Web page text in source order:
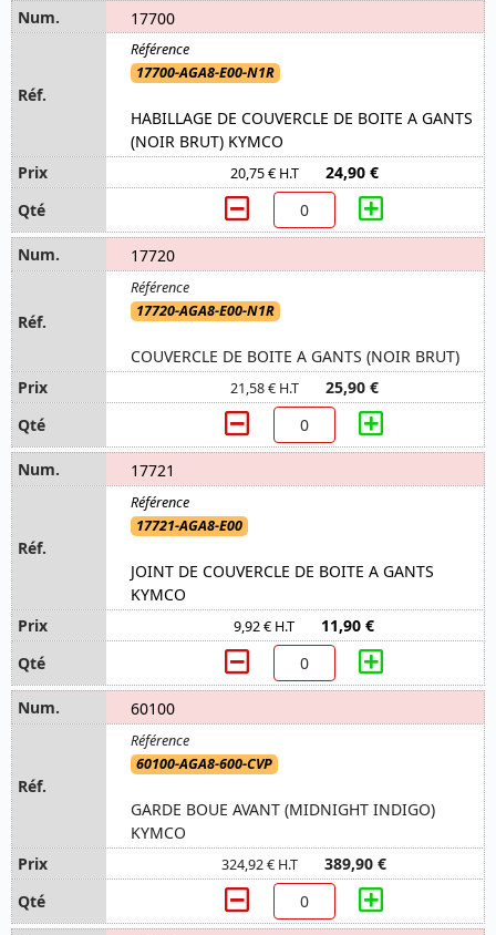
17700
17700-AGA8-E00-N1R
HABILLAGE DE COUVERCLE DE BOITE A GANTS
(NOIR BRUT) KYMCO
20,75 € H.T 24,90 €
17720
17720-AGA8-E00-N1R
COUVERCLE DE BOITE A GANTS (NOIR BRUT)
21,58 € H.T 25,90 €
17721
17721-AGA8-E00
JOINT DE COUVERCLE DE BOITE A GANTS
KYMCO
9,92 € H.T 11,90 €
60100
60100-AGA8-600-CVP
GARDE BOUE AVANT (MIDNIGHT INDIGO)
KYMCO
324,92 € H.T 389,90 €